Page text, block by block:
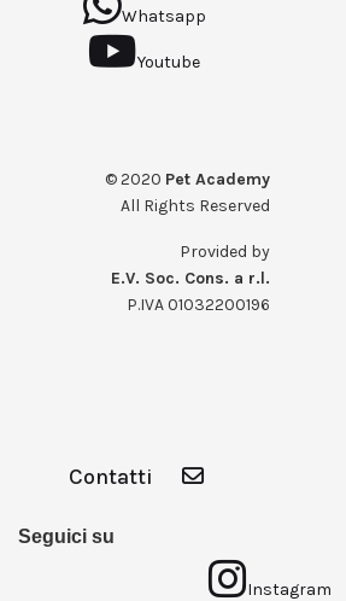
Whatsapp
Youtube
© 2020 Pet Academy
All Rights Reserved
Provided by
E.V. Soc. Cons. a r.l.
P.IVA 01032200196
Contatti
Seguici su
Instagram